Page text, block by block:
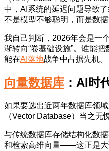
中，AI系统的延迟问题导致
不是模型不够聪明，而是数据
我自己判断，2026年会是一
渐转向“卷基础设施”。谁能
能在AI落地战争中占据先机。
向量数据库 ：AI时
如果要选出近两年数据库领
（Vector Database）当之无
与传统数据库存储结构化数
和检索高维向量——这正是大